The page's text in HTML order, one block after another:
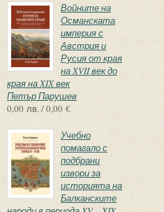
Войните на
Османската
империя с
Австрия и
Русия от края
на XVII век до
края на XIX век
Петър Парушев
0,00 лв. / 0,00 €
Учебно
помагало с
подбрани
извори за
историята на
Балканските